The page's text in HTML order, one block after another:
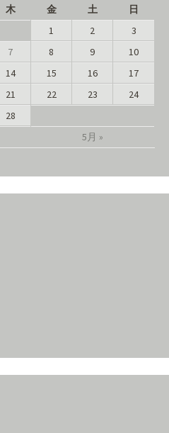
木 金 土 日
5月 »
1 2
3
7 8 9
10
14 15 16
17
21 22 23
24
28